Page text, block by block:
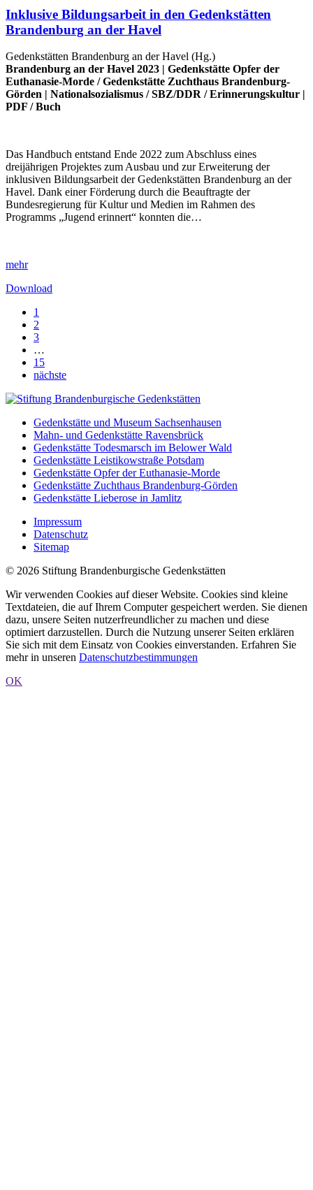
Inklusive Bildungsarbeit in den Gedenkstätten
Brandenburg an der Havel
Gedenkstätten Brandenburg an der Havel (Hg.)
Brandenburg an der Havel 2023 | Gedenkstätte Opfer der
Euthanasie-Morde /Gedenkstätte Zuchthaus Brandenburg-
Görden | Nationalsozialismus /SBZ/DDR /Erinnerungskultur |
PDF /Buch
Das Handbuch entstand Ende 2022 zum Abschluss eines
dreijährigen Projektes zum Ausbau und zur Erweiterung der
inklusiven Bildungsarbeit der Gedenkstätten Brandenburg an der
Havel. Dank einer Förderung durch die Beauftragte der
Bundesregierung für Kultur und Medien im Rahmen des
Programms „Jugend erinnert“ konnten die…
mehr
Download
1
2
3
…
15
nächste
Gedenkstätte und Museum Sachsenhausen
Mahn- und Gedenkstätte Ravensbrück
Gedenkstätte Todesmarsch im Belower Wald
Gedenkstätte Leistikowstraße Potsdam
Gedenkstätte Opfer der Euthanasie-Morde
Gedenkstätte Zuchthaus Brandenburg-Görden
Gedenkstätte Lieberose in Jamlitz
Impressum
Datenschutz
Sitemap
© 2026 Stiftung Brandenburgische Gedenkstätten
Wir verwenden Cookies auf dieser Website. Cookies sind kleine
Textdateien, die auf Ihrem Computer gespeichert werden. Sie dienen
dazu, unsere Seiten nutzerfreundlicher zu machen und diese
optimiert darzustellen. Durch die Nutzung unserer Seiten erklären
Sie sich mit dem Einsatz von Cookies einverstanden. Erfahren Sie
mehr in unseren Datenschutzbestimmungen
OK